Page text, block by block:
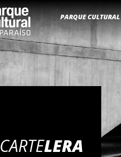
PARQUE CULTURAL
CARTELERA